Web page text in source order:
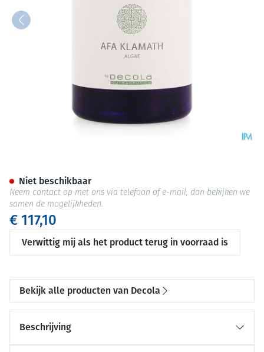
€ 117,10
Verwittig mij als het product terug in voorraad is
Niet beschikbaar
Neem contact op met ons via telefoon of e-mail, dan bekijken we
samen de mogelijkheden.
Bekijk alle producten van Decola
Beschrijving